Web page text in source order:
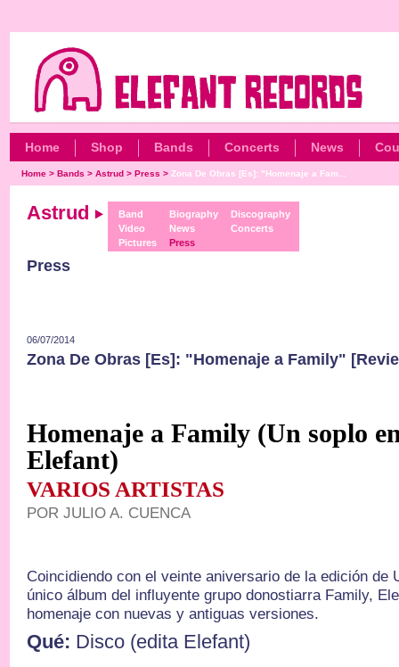
Home Shop Bands Concerts News
Home> Bands > Astrud> Press > Zona De Obras [Es]: "Homenaje a Fam...
Astrud
Band
Video
Pictures
Biography
News
Press
Discography
Concerts
Press
06/07/2014
Zona De Obras [Es]: "Homenaje a Family"
Homenaje a Family (Un soplo
Elefant)
VARIOS ARTISTAS
POR JULIO A. CUENCA
Coincidiendo con el veinte aniversario de la edición de
único álbum del influyente grupo donostiarra Family,
homenaje con nuevas y antiguas versiones.
Qué: Disco (edita Elefant)